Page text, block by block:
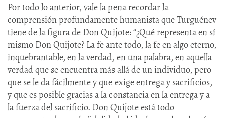
Por todo lo anterior, vale la pena recordar la
comprensión profundamente humanista que Turguénev
tiene de la figura de Don Quijote: “¿Qué representa en sí
mismo Don Quijote? La fe ante todo, la fe en algo eterno,
inquebrantable, en la verdad, en una palabra, en aquella
verdad que se encuentra más allá de un individuo, pero
que se le da fácilmente y que exige entrega y sacrificios,
y que es posible gracias a la constancia en la entrega y a
la fuerza del sacrificio. Don Quijote está todo